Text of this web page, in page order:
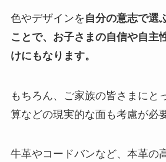
色やデザインを 自分の意志で選
ことで、お子さまの自信や自主
けにもなります。
もちろん、ご家族の皆さまにと
算などの現実的な面も考慮が必
牛革やコードバンなど、本革の